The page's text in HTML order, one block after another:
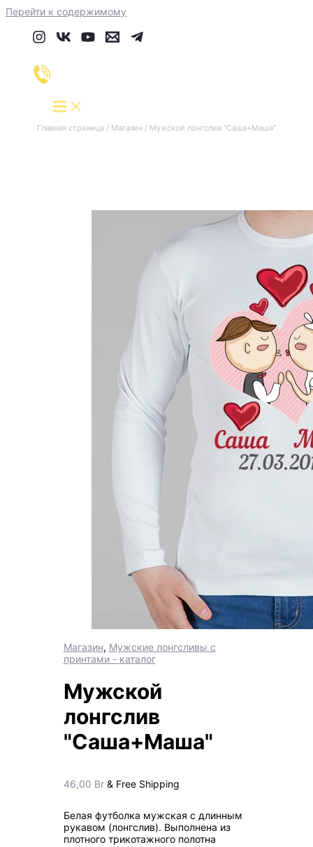
Перейти к содержимому
Главная страница / Магазин / Мужской лонгслив "Саша+Маша"
Магазин, Мужские лонгсливы с
принтами - каталог
Мужской
лонгслив
"Саша+Маша"
46,00 Br & Free Shipping
Белая футболка мужская с длинным
рукавом (лонгслив). Выполнена из
плотного трикотажного полотна